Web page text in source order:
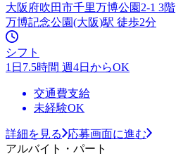
大阪府吹田市千里万博公園2-1 3階
万博記念公園(大阪)駅 徒歩2分
シフト
1日7.5時間 週4日からOK
交通費支給
未経験OK
詳細を見る
応募画面に進む
アルバイト・パート